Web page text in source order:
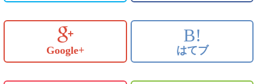
Google+
B!
はてブ